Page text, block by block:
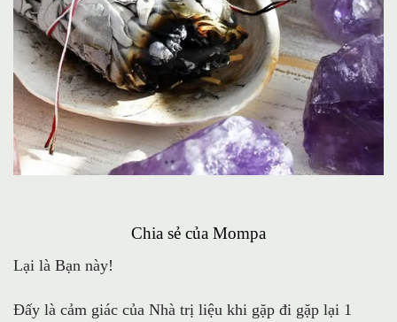
Chia sẻ của Mompa
Lại là Bạn này!
Đấy là cảm giác của Nhà trị liệu khi gặp đi gặp lại 1